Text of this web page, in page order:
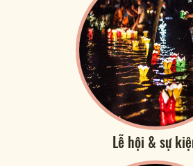
Lễ hội & sự